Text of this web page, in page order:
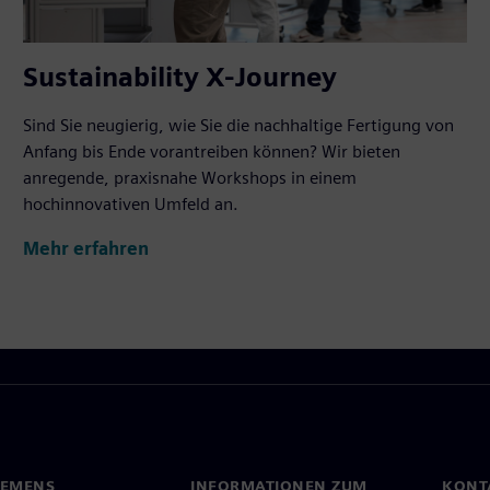
Sustainability X-Journey
Sind Sie neugierig, wie Sie die nachhaltige Fertigung von
Anfang bis Ende vorantreiben können? Wir bieten
anregende, praxisnahe Workshops in einem
hochinnovativen Umfeld an.
Mehr erfahren
INFORMATIONEN ZUM